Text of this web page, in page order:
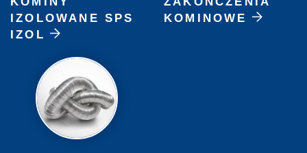
IZOLOWANE SPS
IZOL
KOMINOWE